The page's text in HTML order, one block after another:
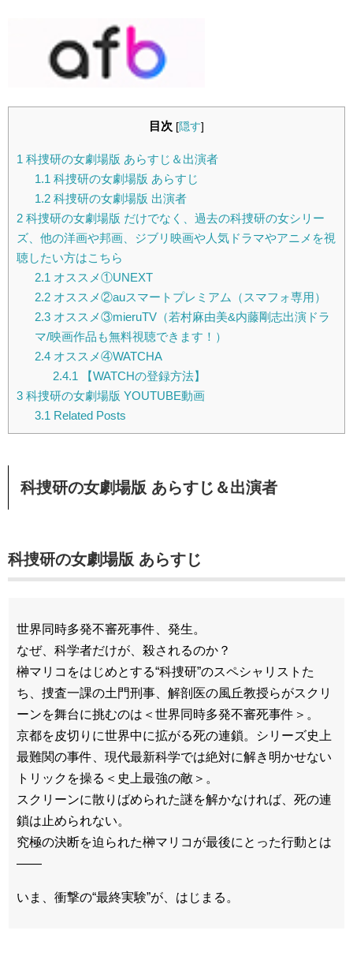
目次 [隠す]
1 科捜研の女劇場版 あらすじ＆出演者
1.1 科捜研の女劇場版 あらすじ
1.2科捜研の女劇場版 出演者
2 科捜研の女劇場版 だけでなく、過去の科捜研の女シリー
ズ、他の洋画や邦画、ジブリ映画や人気ドラマやアニメを視
聴したい方はこちら
2.1 オススメ①UNEXT
2.2オススメ②auスマートプレミアム（スマフォ専用）
2.3オススメ③mieruTV（若村麻由美&内藤剛志出演ドラ
マ/映画作品も無料視聴できます！）
2.4オススメ④WATCHA
2.4.1 【WATCHの登録方法】
3 科捜研の女劇場版 YOUTUBE動画
3.1 Related Posts
科捜研の女劇場版 あらすじ＆出演者
科捜研の女劇場版 あらすじ
世界同時多発不審死事件、発生。
なぜ、科学者だけが、殺されるのか？
榊マリコをはじめとする“科捜研”のスペシャリストた
ち、捜査一課の土門刑事、解剖医の風丘教授らがスクリ
ーンを舞台に挑むのは＜世界同時多発不審死事件＞。
京都を皮切りに世界中に拡がる死の連鎖。シリーズ史上
最難関の事件、現代最新科学では絶対に解き明かせない
トリックを操る＜史上最強の敵＞。
スクリーンに散りばめられた謎を解かなければ、死の連
鎖は止められない。
究極の決断を迫られた榊マリコが最後にとった行動とは
――
いま、衝撃の“最終実験”が、はじまる。